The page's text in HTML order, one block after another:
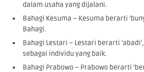
dalam usaha yang dijalani.
Bahagi Kesuma – Kesuma berarti
Bahagi.
Bahagi Lestari – Lestari berarti
sebagai individu yang baik.
Bahagi Prabowo – Prabowo berarti